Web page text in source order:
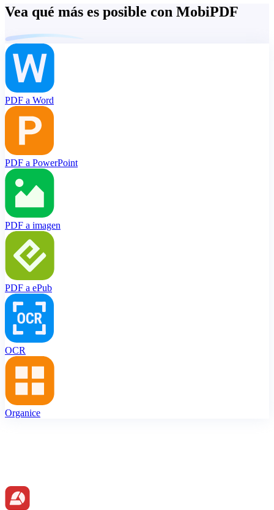
Vea qué más es posible con MobiPDF
PDF a Word
PDF a PowerPoint
PDF a imagen
PDF a ePub
OCR
Organice